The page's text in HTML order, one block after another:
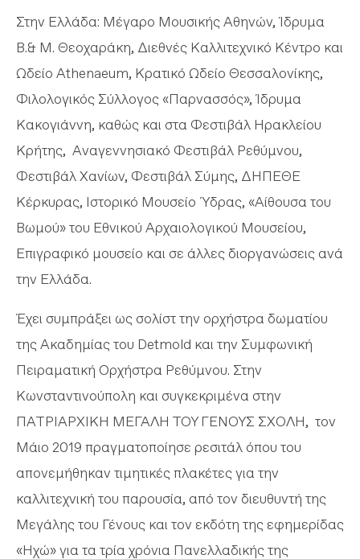
Στην Ελλάδα: Μέγαρο Μουσικής Αθηνών, Ίδρυμα
Β.& Μ. Θεοχαράκη, Διεθνές Καλλιτεχνικό Κέντρο και
Ωδείο Athenaeum, Κρατικό Ωδείο Θεσσαλονίκης,
Φιλολογικός Σύλλογος «Παρνασσός», Ίδρυμα
Κακογιάννη, καθώς και στα Φεστιβάλ Ηρακλείου
Κρήτης, Αναγεννησιακό Φεστιβάλ Ρεθύμνου,
Φεστιβάλ Χανίων, Φεστιβάλ Σύμης, ΔΗΠΕΘΕ
Κέρκυρας, Ιστορικό Μουσείο Ύδρας, «Αίθουσα του
Βωμού» του Εθνικού Αρχαιολογικού Μουσείου,
Επιγραφικό μουσείο και σε άλλες διοργανώσεις ανά
την Ελλάδα.
Έχει συμπράξει ως σολίστ την ορχήστρα δωματίου
της Ακαδημίας του Detmold και την Συμφωνική
Πειραματική Ορχήστρα Ρεθύμνου. Στην
Κωνσταντινούπολη και συγκεκριμένα στην
ΠΑΤΡΙΑΡΧΙΚΗ ΜΕΓΑΛΗ ΤΟΥ ΓΕΝΟΥΣ ΣΧΟΛΗ, τον
Μάιο 2019 πραγματοποίησε ρεσιτάλ όπου του
απονεμήθηκαν τιμητικές πλακέτες για την
καλλιτεχνική του παρουσία, από τον διευθυντή της
Μεγάλης του Γένους και τον εκδότη της εφημερίδας
«Ηχώ» για τα τρία χρόνια Πανελλαδικής της